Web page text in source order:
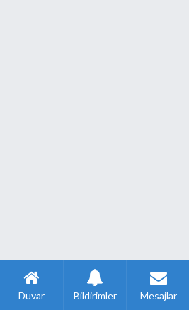
Duvar Bildirimler Mesajlar